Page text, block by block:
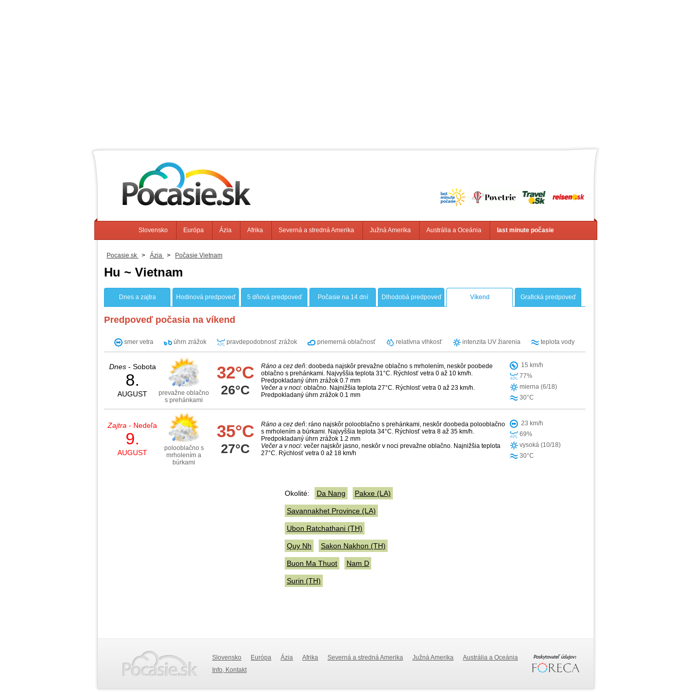
Slovensko Európa Ázia Afrika Severná a stredná Amerika Južná Amerika Austrália a Oceánia last minute počasie
Pocasie.sk > Ázia > Počasie Vietnam
Hu ~ Vietnam
Dnes a zajtra Hodinová predpoveď 5 dňová predpoveď Počasie na 14 dní Dlhodobá predpoveď Víkend Grafická predpoveď
Predpoveď počasia na víkend
smer vetra úhrn zrážok pravdepodobnosť zrážok priemerná oblačnosť relatívna vlhkosť intenzita UV žiarenia teplota vody
Dnes- Sobota
8.
AUGUST
prevažne oblačno
s prehánkami
32°C
26°C
Ráno a cez deň: doobeda najskôr prevažne oblačno s mrholením, neskôr poobede
oblačno s prehánkami. Najvyššia teplota 31°C. Rýchlosť vetra 0 až 10 km/h.
Predpokladaný úhrn zrážok 0.7 mm
Večer a v noci: oblačno. Najnižšia teplota 27°C. Rýchlosť vetra 0 až 23 km/h.
Predpokladaný úhrn zrážok 0.1 mm
15 km/h
77%
mierna (6/18)
30°C
Zajtra - Nedeľa
9.
AUGUST
polooblačno s
mrholením a
búrkami
35°C
27°C
Ráno a cez deň: ráno najskôr polooblačno s prehánkami, neskôr doobeda polooblačno
s mrholením a búrkami. Najvyššia teplota 34°C. Rýchlosť vetra 8 až 35 km/h.
Predpokladaný úhrn zrážok 1.2 mm
Večer a v noci: večer najskôr jasno, neskôr v noci prevažne oblačno. Najnižšia teplota
27°C. Rýchlosť vetra 0 až 18 km/h
23 km/h
69%
vysoká (10/18)
30°C
Okolité: Da Nang Pakxe (LA)
Savannakhet Province (LA)
Ubon Ratchathani (TH)
Quy Nh Sakon Nakhon (TH)
Buon Ma Thuot Nam D
Surin (TH)
Slovensko Európa Ázia Afrika Severná a stredná Amerika Južná Amerika
Austrália a Oceánia
Info, Kontakt